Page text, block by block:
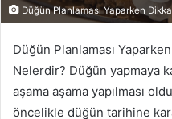
Düğün Planlaması Yaparken
Düğün Planlaması
Nelerdir? Düğün yapmaya
aşama aşama yapılması
öncelikle düğün tarihine